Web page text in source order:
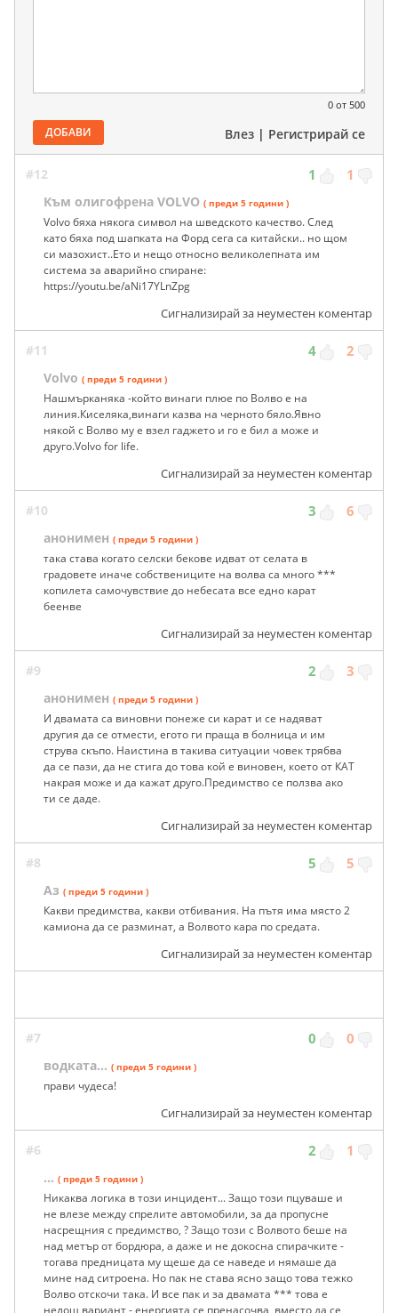
0 от 500
ДОБАВИ Влез | Регистрирай се
#12 1 1
Към олигофрена VOLVO ( преди 5 години )
Volvo бяха някога символ на шведското качество. След
като бяха под шапката на Форд сега са китайски.. но щом
си мазохист..Ето и нещо относно великолепната им
система за аварийно спиране:
https://youtu.be/aNi17YLnZpg
Сигнализирай за неуместен коментар
#11 4 2
Volvo ( преди 5 години )
Нашмърканяка -който винаги плюе по Волво е на
линия.Киселяка,винаги казва на черното бяло.Явно
някой с Волво му е взел гаджето и го е бил а може и
друго.Volvo for life.
Сигнализирай за неуместен коментар
#10 3 6
анонимен ( преди 5 години )
така става когато селски бекове идват от селата в
градовете иначе собствениците на волва са много ***
копилета самочувствие до небесата все едно карат
беенве
Сигнализирай за неуместен коментар
#9 2 3
анонимен ( преди 5 години )
И двамата са виновни понеже си карат и се надяват
другия да се отмести, егото ги праща в болница и им
струва скъпо. Наистина в такива ситуации човек трябва
да се пази, да не стига до това кой е виновен, което от КАТ
накрая може и да кажат друго.Предимство се ползва ако
ти се даде.
Сигнализирай за неуместен коментар
#8 5 5
Аз ( преди 5 години )
Какви предимства, какви отбивания. На пътя има място 2
камиона да се разминат, а Волвото кара по средата.
Сигнализирай за неуместен коментар
#7 0 0
водката... ( преди 5 години )
прави чудеса!
Сигнализирай за неуместен коментар
#6 2 1
... ( преди 5 години )
Никаква логика в този инцидент... Защо този пцуваше и
не влезе между спрелите автомобили, за да пропусне
насрещния с предимство, ? Защо този с Волвото беше на
над метър от бордюра, а даже и не докосна спирачките -
тогава предницата му щеше да се наведе и нямаше да
мине над ситроена. Но пак не става ясно защо това тежко
Волво отскочи така. И все пак и за двамата *** това е